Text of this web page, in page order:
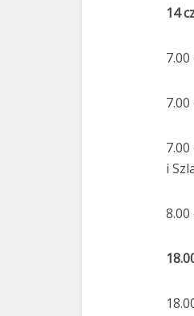
14
i